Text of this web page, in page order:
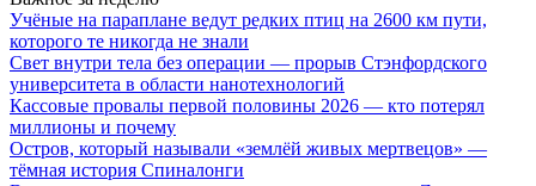
Учёные на параплане ведут редких птиц на 2600 км пути,
которого те никогда не знали
Свет внутри тела без операции — прорыв Стэнфордского
университета в области нанотехнологий
Кассовые провалы первой половины 2026 — кто потерял
миллионы и почему
Остров, который называли «землёй живых мертвецов» —
тёмная история Спиналонги